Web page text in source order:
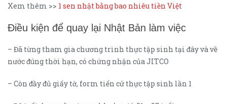
Xem thêm >> 1 sen nhật bằng bao nhiêu tiền Việt
Điều kiện để quay lại Nhật Bản làm việc
– Đã từng tham gia chương trình thực tập sinh tại đây và về
nước đúng thời hạn, có chứng nhận của JITCO
– Còn đầy đủ giấy tờ, form tiến cử thực tập sinh lần 1